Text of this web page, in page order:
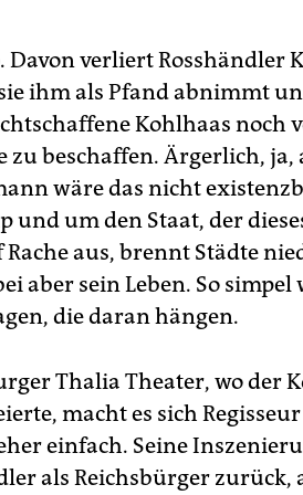
Davon verliert Rosshändler
ihm als Pfand abnimmt
Kohlhaas
zu beschaffen. Ärgerlich,
wäre das nicht
und um den Staat, der
aus, brennt Städte
aber sein Leben. So
die daran hängen.
Thalia Theater, wo der
macht es sich
einfach. Seine
als Reichsbürger zurück,